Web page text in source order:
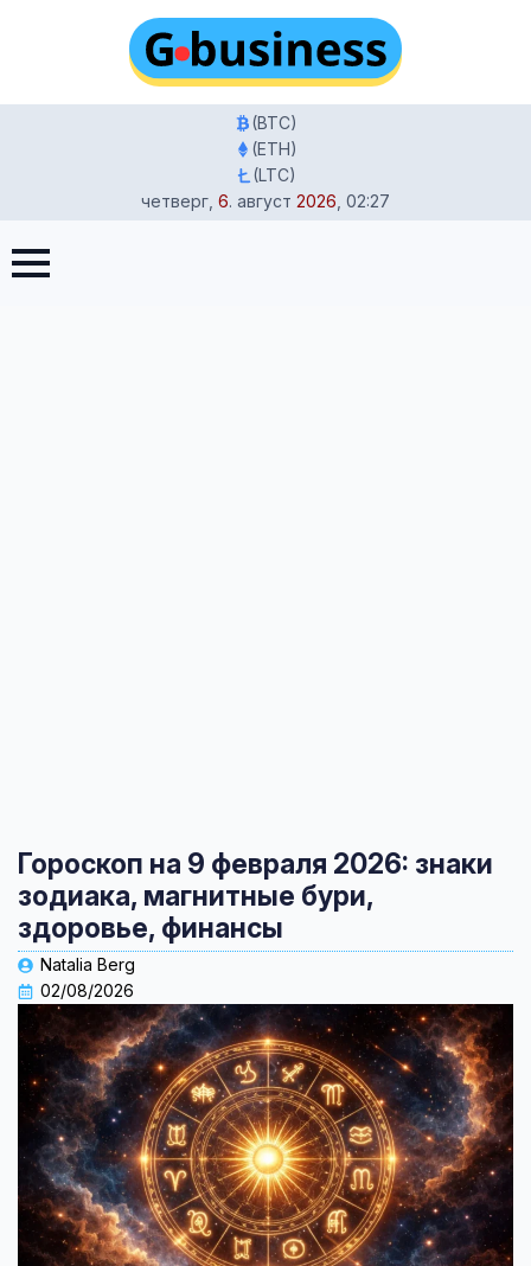
(BTC)
(ETH)
(LTC)
четверг 6. август 2026 02:27
Главная
2026: знаки зодиака, магнитные бури, здоровье, финансы
Гороскоп на 9 февраля 2026: знаки
зодиака, магнитные бури,
здоровье, финансы
Natalia Berg
02/08/2026